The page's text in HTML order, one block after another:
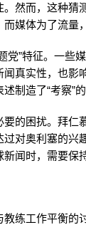
然而，这种
媒体为了流量
党”特征。一些
真实性，也
制造了“考察”的
的困扰。拜
对奥利塞的兴
闻时，需要保
练工作平衡